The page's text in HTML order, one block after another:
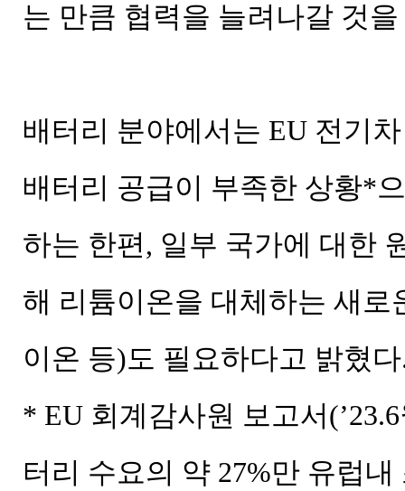
는 만큼 협력을 늘려나갈 것
배터리 분야에서는 EU 전기
배터리 공급이 부족한 상황*
하는 한편, 일부 국가에 대한
해 리튬이온을 대체하는 새
이온 등)도 필요하다고 밝혔
* EU 회계감사원 보고서
터리 수요의 약 27%만 유럽내